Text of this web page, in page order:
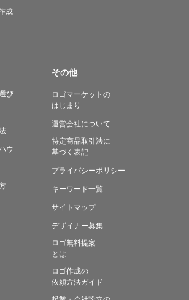
成
び
ウ
その他
ロゴマーケットの
はじまり
運営会社について
特定商品取引法に
基づく表記
プライバシーポリシー
キーワード一覧
サイトマップ
デザイナー募集
ロゴ無料提案
とは
ロゴ作成の
依頼方法ガイド